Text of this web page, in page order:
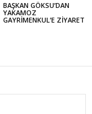
BAŞKAN GÖKSU’DAN
YAKAMOZ
GAYRİMENKUL’E ZİYARET